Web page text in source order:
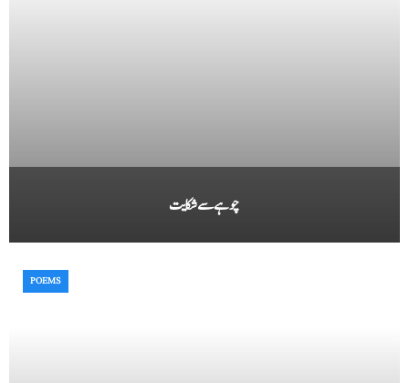
چوہے سے شکایت
POEMS